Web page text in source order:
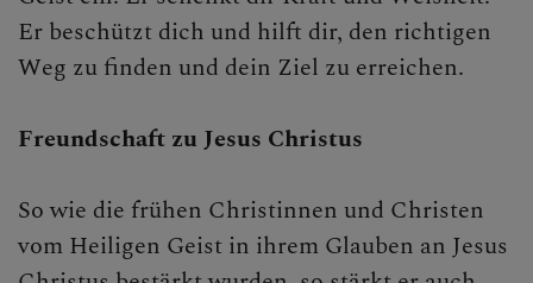
Er beschützt dich und hilft dir, den richtigen
Weg zu finden und dein Ziel zu erreichen.
Freundschaft zu Jesus Christus
So wie die frühen Christinnen und Christen
vom Heiligen Geist in ihrem Glauben an Jesus